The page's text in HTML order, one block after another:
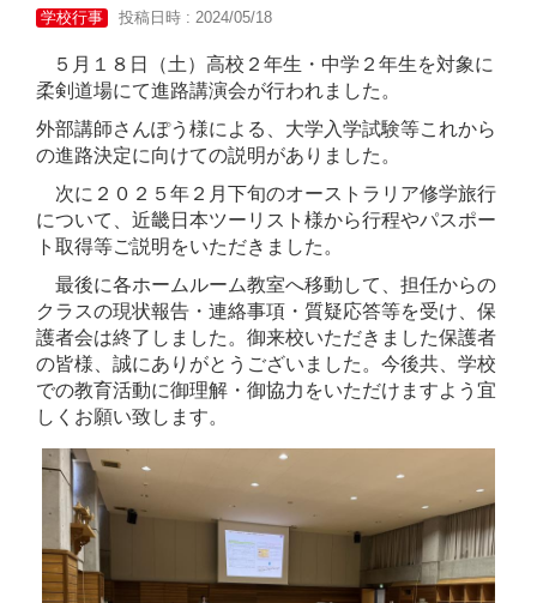
学校行事 投稿日時 : 2024/05/18
５月１８日（土）高校２年生・中学２年生を対象に
柔剣道場にて進路講演会が行われました。
外部講師さんぽう様による、大学入学試験等これから
の進路決定に向けての説明がありました。
次に２０２５年２月下旬のオーストラリア修学旅行
について、近畿日本ツーリスト様から行程やパスポー
ト取得等ご説明をいただきました。
最後に各ホームルーム教室へ移動して、担任からの
クラスの現状報告・連絡事項・質疑応答等を受け、保
護者会は終了しました。御来校いただきました保護者
の皆様、誠にありがとうございました。今後共、学校
での教育活動に御理解・御協力をいただけますよう宜
しくお願い致します。